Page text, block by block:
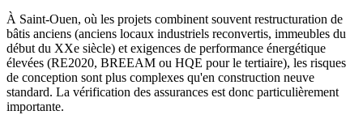
À Saint-Ouen, où les projets combinent souvent restructuration de
bâtis anciens (anciens locaux industriels reconvertis, immeubles du
début du XXe siècle) et exigences de performance énergétique
élevées (RE2020, BREEAM ou HQE pour le tertiaire), les risques
de conception sont plus complexes qu'en construction neuve
standard. La vérification des assurances est donc particulièrement
importante.